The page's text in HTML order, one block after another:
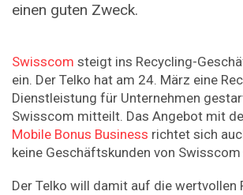
einen guten Zweck.
Swisscom steigt ins Recycling-
ein. Der Telko hat am 24. März eine
Dienstleistung für Unternehmen
Swisscom mitteilt. Das Angebot mit
Mobile Bonus Business richtet sich
keine Geschäftskunden von Swisscom
Der Telko will damit auf die wertvollen